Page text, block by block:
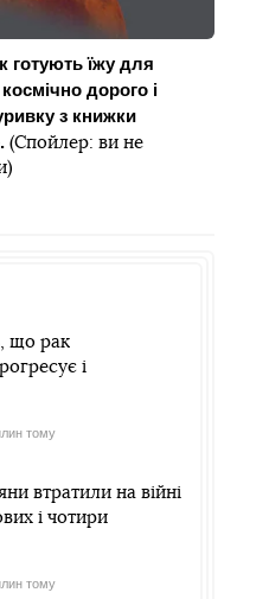
готують їжу для
дорого і
з книжки
(Спойлер: ви не
що рак
і
тому
втратили на війні
і чотири
тому